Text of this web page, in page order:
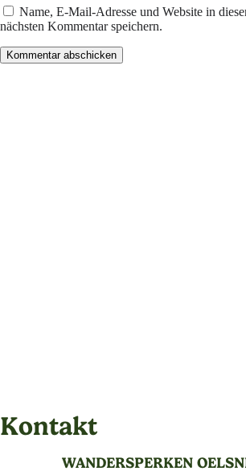
Name, E-Mail-Adresse und Website in
nächsten Kommentar speichern.
Kontakt
WANDERSPERKEN